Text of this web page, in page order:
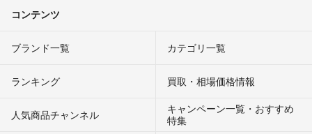
コンテンツ
ブランド一覧 カテゴリ一覧
ランキング 買取・相場価格情報
人気商品チャンネル
キャンペーン一覧・おすすめ
特集